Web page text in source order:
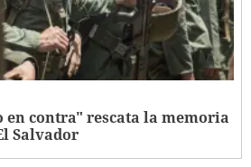
contra" rescata la memoria
Salvador